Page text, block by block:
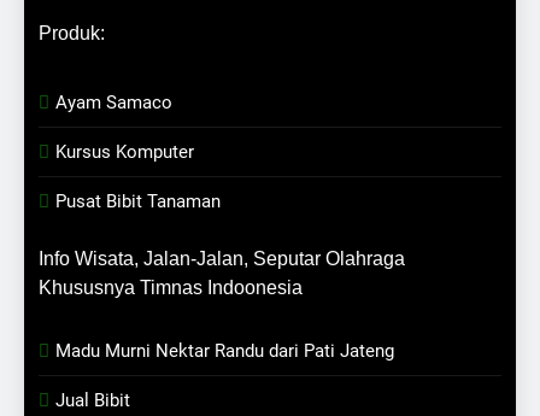
Produk:
Ayam Samaco
Kursus Komputer
Pusat Bibit Tanaman
Info Wisata, Jalan-Jalan, Seputar Olahraga
Khususnya Timnas Indoonesia
Madu Murni Nektar Randu dari Pati Jateng
Jual Bibit